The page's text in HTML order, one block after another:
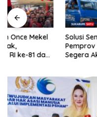
Solusi Sementara Tak
Pemprov Jabar Didesak
Segera Akhiri ‘Perang’